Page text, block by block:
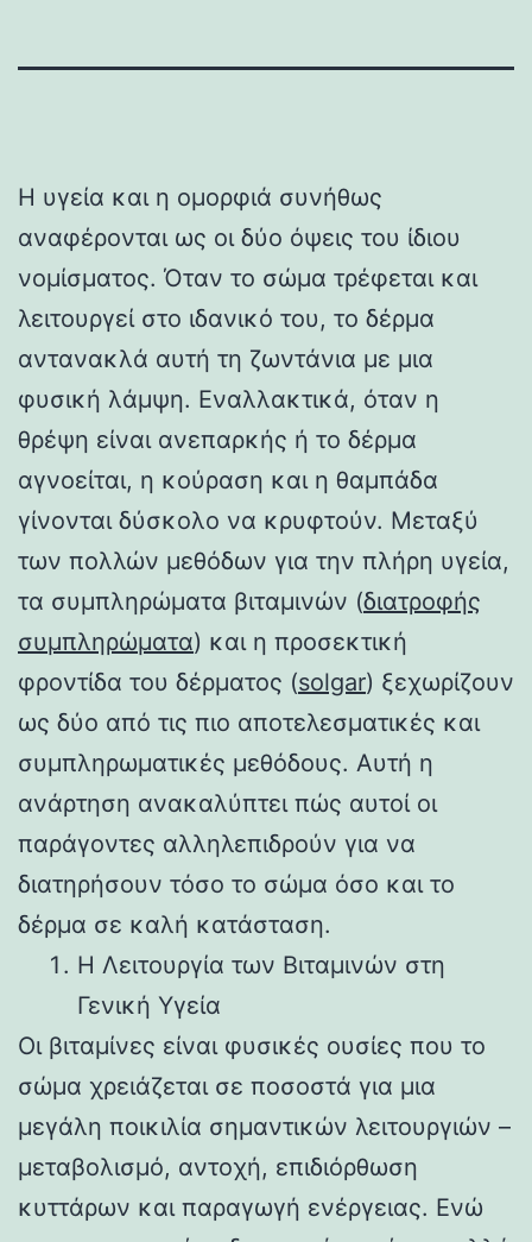
Η υγεία και η ομορφιά συνήθως
αναφέρονται ως οι δύο όψεις του ίδιου
νομίσματος. Όταν το σώμα τρέφεται και
λειτουργεί στο ιδανικό του, το δέρμα
αντανακλά αυτή τη ζωντάνια με μια
φυσική λάμψη. Εναλλακτικά, όταν η
θρέψη είναι ανεπαρκής ή το δέρμα
αγνοείται, η κούραση και η θαμπάδα
γίνονται δύσκολο να κρυφτούν. Μεταξύ
των πολλών μεθόδων για την πλήρη υγεία,
τα συμπληρώματα βιταμινών (διατροφής
συμπληρώματα) και η προσεκτική
φροντίδα του δέρματος (solgar) ξεχωρίζουν
ως δύο από τις πιο αποτελεσματικές και
συμπληρωματικές μεθόδους. Αυτή η
ανάρτηση ανακαλύπτει πώς αυτοί οι
παράγοντες αλληλεπιδρούν για να
διατηρήσουν τόσο το σώμα όσο και το
δέρμα σε καλή κατάσταση.
Η Λειτουργία των Βιταμινών στη
Γενική Υγεία
Οι βιταμίνες είναι φυσικές ουσίες που το
σώμα χρειάζεται σε ποσοστά για μια
μεγάλη ποικιλία σημαντικών λειτουργιών –
μεταβολισμό, αντοχή, επιδιόρθωση
κυττάρων και παραγωγή ενέργειας. Ενώ